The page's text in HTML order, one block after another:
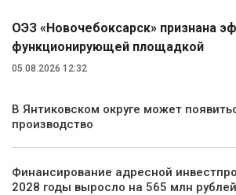
ОЭЗ «Новочебоксарск» признана
функционирующей площадкой
05.08.2026 12:32
В Янтиковском округе может
производство
Финансирование адресной
2028 годы выросло на 565 млн рублей